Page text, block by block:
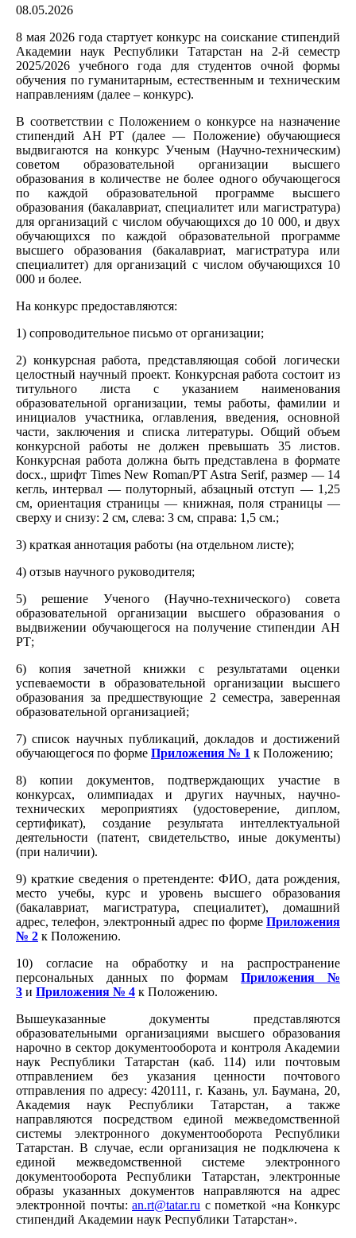
08.05.2026
8 мая 2026 года стартует конкурс на соискание стипендий
Академии наук Республики Татарстан на 2-й семестр
2025/2026 учебного года для студентов очной формы
обучения по гуманитарным, естественным и техническим
направлениям (далее – конкурс).
В соответствии с Положением о конкурсе на назначение
стипендий АН РТ (далее — Положение) обучающиеся
выдвигаются на конкурс Ученым (Научно-техническим)
советом образовательной организации высшего
образования в количестве не более одного обучающегося
по каждой образовательной программе высшего
образования (бакалавриат, специалитет или магистратура)
для организаций с числом обучающихся до 10 000, и двух
обучающихся по каждой образовательной программе
высшего образования (бакалавриат, магистратура или
специалитет) для организаций с числом обучающихся 10
000 и более.
На конкурс предоставляются:
1) сопроводительное письмо от организации;
2) конкурсная работа, представляющая собой логически
целостный научный проект. Конкурсная работа состоит из
титульного листа с указанием наименования
образовательной организации, темы работы, фамилии и
инициалов участника, оглавления, введения, основной
части, заключения и списка литературы. Общий объем
конкурсной работы не должен превышать 35 листов.
Конкурсная работа должна быть представлена в формате
docx., шрифт Times New Roman/PT Astra Serif, размер — 14
кегль, интервал — полуторный, абзацный отступ — 1,25
см, ориентация страницы — книжная, поля страницы —
сверху и снизу: 2 см, слева: 3 см, справа: 1,5 см.;
3) краткая аннотация работы (на отдельном листе);
4) отзыв научного руководителя;
5) решение Ученого (Научно-технического) совета
образовательной организации высшего образования о
выдвижении обучающегося на получение стипендии АН
РТ;
6) копия зачетной книжки с результатами оценки
успеваемости в образовательной организации высшего
образования за предшествующие 2 семестра, заверенная
образовательной организацией;
7) список научных публикаций, докладов и достижений
обучающегося по форме Приложения № 1 к Положению;
8) копии документов, подтверждающих участие в
конкурсах, олимпиадах и других научных, научно-
технических мероприятиях (удостоверение, диплом,
сертификат), создание результата интеллектуальной
деятельности (патент, свидетельство, иные документы)
(при наличии).
9) краткие сведения о претенденте: ФИО, дата рождения,
место учебы, курс и уровень высшего образования
(бакалавриат, магистратура, специалитет), домашний
адрес, телефон, электронный адрес по форме Приложения
№ 2 к Положению.
10) согласие на обработку и на распространение
персональных данных по формамПриложения №
3 и Приложения № 4 к Положению.
Вышеуказанные документы представляются
образовательными организациями высшего образования
нарочно в сектор документооборота и контроля Академии
наук Республики Татарстан (каб. 114) или почтовым
отправлением без указания ценности почтового
отправления по адресу: 420111, г. Казань, ул. Баумана, 20,
Академия наук Республики Татарстан, а также
направляются посредством единой межведомственной
системы электронного документооборота Республики
Татарстан. В случае, если организация не подключена к
единой межведомственной системе электронного
документооборота Республики Татарстан, электронные
образы указанных документов направляются на адрес
электронной почты: an.rt@tatar.ru с пометкой «на Конкурс
стипендий Академии наук Республики Татарстан».